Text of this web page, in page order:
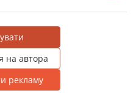
на автора
рекламу